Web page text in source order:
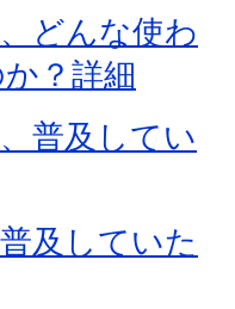
どんな使わ
？詳細
普及してい
及していた